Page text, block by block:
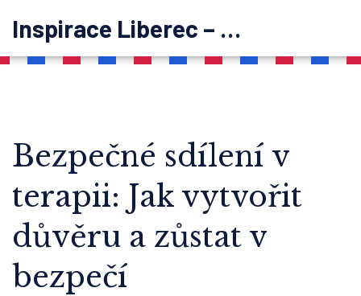
Inspirace Liberec – psychoterapie
Bezpečné sdílení v
terapii: Jak vytvořit
důvěru a zůstat v
bezpečí